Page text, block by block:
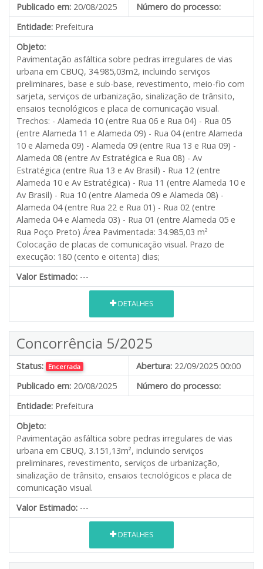
Publicado em: 20/08/2025
Número do processo:
Entidade: Prefeitura
Objeto:
Pavimentação asfáltica sobre pedras irregulares de vias
urbana em CBUQ, 34.985,03m2, incluindo serviços
preliminares, base e sub-base, revestimento, meio-fio com
sarjeta, serviços de urbanização, sinalização de trânsito,
ensaios tecnológicos e placa de comunicação visual.
Trechos: - Alameda 10 (entre Rua 06 e Rua 04) - Rua 05
(entre Alameda 11 e Alameda 09) - Rua 04 (entre Alameda
10 e Alameda 09) - Alameda 09 (entre Rua 13 e Rua 09) -
Alameda 08 (entre Av Estratégica e Rua 08) - Av
Estratégica (entre Rua 13 e Av Brasil) - Rua 12 (entre
Alameda 10 e Av Estratégica) - Rua 11 (entre Alameda 10 e
Av Brasil) - Rua 10 (entre Alameda 09 e Alameda 08) -
Alameda 04 (entre Rua 22 e Rua 01) - Rua 02 (entre
Alameda 04 e Alameda 03) - Rua 01 (entre Alameda 05 e
Rua Poço Preto) Área Pavimentada: 34.985,03 m²
Colocação de placas de comunicação visual. Prazo de
execução: 180 (cento e oitenta) dias;
Valor Estimado: ---
DETALHES
Concorrência 5/2025
Status: Encerrada Abertura: 22/09/2025 00:00
Publicado em: 20/08/2025
Número do processo:
Entidade: Prefeitura
Objeto:
Pavimentação asfáltica sobre pedras irregulares de vias
urbana em CBUQ, 3.151,13m², incluindo serviços
preliminares, revestimento, serviços de urbanização,
sinalização de trânsito, ensaios tecnológicos e placa de
comunicação visual.
Valor Estimado: ---
DETALHES